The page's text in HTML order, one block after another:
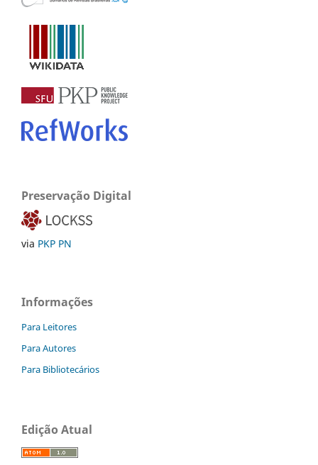
Preservação Digital
via PKP PN
Informações
Para Leitores
Para Autores
Para Bibliotecários
Edição Atual